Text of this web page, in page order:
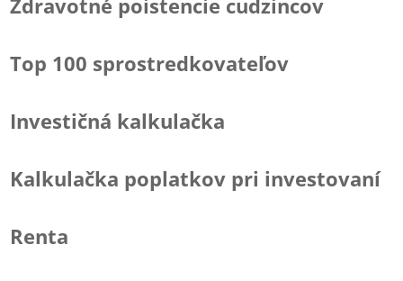
Zdravotné poistencie cudzincov
Top 100 sprostredkovateľov
Investičná kalkulačka
Kalkulačka poplatkov pri investovaní
Renta